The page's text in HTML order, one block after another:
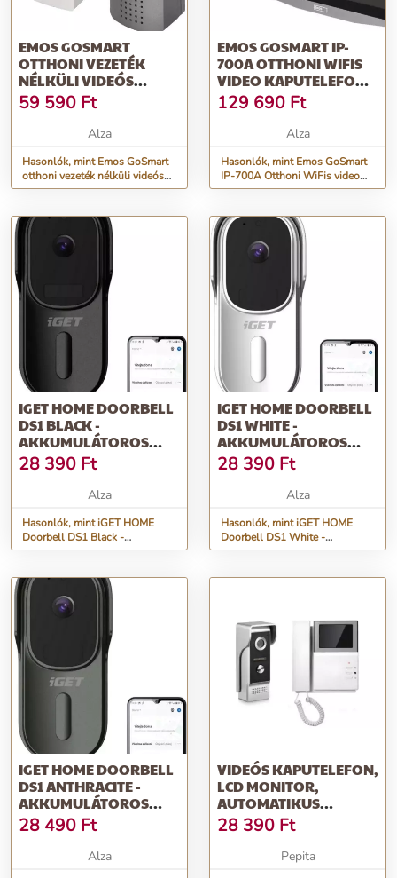
EMOS GOSMART
OTTHONI VEZETÉK
NÉLKÜLI VIDEÓS
KAPUTELEFON IP-09C
WIFIVEL
59 590 Ft
Alza
Hasonlók, mint Emos GoSmart
otthoni vezeték nélküli videós
kaputelefon IP-09C wifivel
EMOS GOSMART IP-
700A OTTHONI WIFIS
VIDEO KAPUTELEFON
SZETT
129 690 Ft
Alza
Hasonlók, mint Emos GoSmart
IP-700A Otthoni WiFis video
kaputelefon szett
IGET HOME DOORBELL
DS1 BLACK -
AKKUMULÁTOROS
WIFI VIDEÓ
KAPUTELEFON FULLHD
28 390 Ft
Alza
Hasonlók, mint iGET HOME
Doorbell DS1 Black -
akkumulátoros WiFi videó
hangátvitellel
IGET HOME DOORBELL
DS1 WHITE -
AKKUMULÁTOROS
WIFI VIDEÓ
KAPUTELEFON FULLHD
28 390 Ft
Alza
Hasonlók, mint iGET HOME
Doorbell DS1 White -
akkumulátoros WiFi videó
hangátvitellel
IGET HOME DOORBELL
DS1 ANTHRACITE -
AKKUMULÁTOROS
WIFI VIDEÓ
KAPUTELEFON FULLHD
VIDEÓ- ÉS HANGÁTVITE
28 490 Ft
Alza
VIDEÓS KAPUTELEFON,
LCD MONITOR,
AUTOMATIKUS
TÁVIRÁNYÍTÓVAL,
FEKE...
28 390 Ft
Pepita